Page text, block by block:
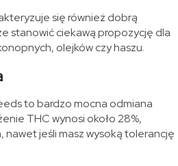
się również dobrą
stanowić ciekawą propozycję dla
olejków czy haszu.
to bardzo mocna odmiana
THC wynosi około 28%,
nawet jeśli masz wysoką tolerancję